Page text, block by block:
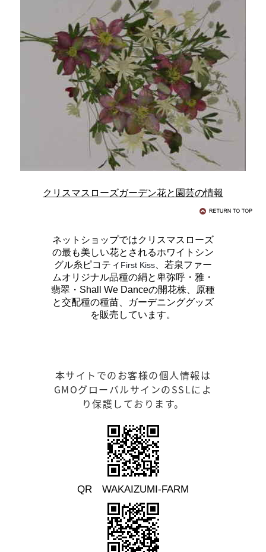
クリスマスローズガーデン花と園芸の情報
ネットショップではクリスマスローズ
の最も美しい花とされるホワイトシン
グル糸ピコティ First Kiss 、若泉ファー
ムオリジナル品種の絹と卑弥呼・雅・
翡翠・Shall We Danceの開花株、原種
と交配種の種苗、ガーデニンググッズ
を販売しています。
本サイトでのお客様の個人情報は
GMOグローバルサインのSSLによ
り保護しております。
QR WAKAIZUMI-FARM